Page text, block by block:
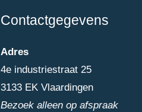
Contactgegevens
Adres
4e industriestraat 25
3133 EK Vlaardingen
Bezoek alleen op afspraak